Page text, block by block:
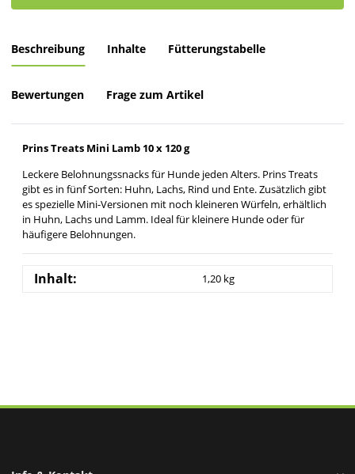
Beschreibung Inhalte Fütterungstabelle
Bewertungen Frage zum Artikel
Prins Treats Mini Lamb 10 x 120 g
Leckere Belohnungssnacks für Hunde jeden Alters. Prins Treats
gibt es in fünf Sorten: Huhn, Lachs, Rind und Ente. Zusätzlich gibt
es spezielle Mini-Versionen mit noch kleineren Würfeln, erhältlich
in Huhn, Lachs und Lamm. Ideal für kleinere Hunde oder für
häufigere Belohnungen.
Inhalt: 1,20 kg